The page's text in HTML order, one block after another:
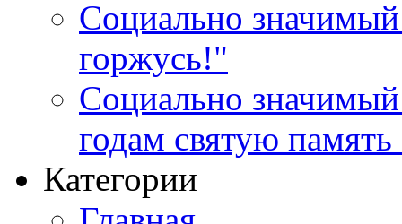
Социально
горжусь!"
Социально
годам святую
Категории